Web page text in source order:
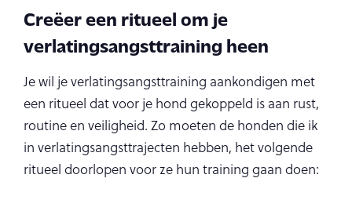
Creëer een ritueel om je
verlatingsangsttraining heen
Je wil je verlatingsangsttraining aankondigen met
een ritueel dat voor je hond gekoppeld is aan rust,
routine en veiligheid. Zo moeten de honden die ik
in verlatingsangsttrajecten hebben, het volgende
ritueel doorlopen voor ze hun training gaan doen: